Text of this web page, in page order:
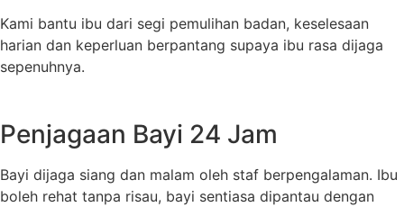
Kami bantu ibu dari segi pemulihan badan, keselesaan
harian dan keperluan berpantang supaya ibu rasa dijaga
sepenuhnya.
Penjagaan Bayi 24 Jam
Bayi dijaga siang dan malam oleh staf berpengalaman. Ibu
boleh rehat tanpa risau, bayi sentiasa dipantau dengan